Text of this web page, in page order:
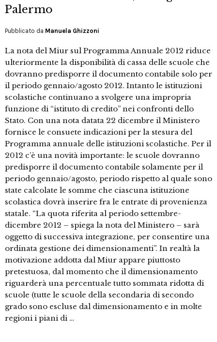
Palermo
Pubblicato da Manuela Ghizzoni
La nota del Miur sul Programma Annuale 2012 riduce
ulteriormente la disponibilità di cassa delle scuole che
dovranno predisporre il documento contabile solo per
il periodo gennaio/agosto 2012. Intanto le istituzioni
scolastiche continuano a svolgere una impropria
funzione di “istituto di credito” nei confronti dello
Stato. Con una nota datata 22 dicembre il Ministero
fornisce le consuete indicazioni per la stesura del
Programma annuale delle istituzioni scolastiche. Per il
2012 c’è una novità importante: le scuole dovranno
predisporre il documento contabile solamente per il
periodo gennaio/agosto, periodo rispetto al quale sono
state calcolate le somme che ciascuna istituzione
scolastica dovrà inserire fra le entrate di provenienza
statale. “La quota riferita al periodo settembre-
dicembre 2012 – spiega la nota del Ministero – sarà
oggetto di successiva integrazione, per consentire una
ordinata gestione dei dimensionamenti”. In realtà la
motivazione addotta dal Miur appare piuttosto
pretestuosa, dal momento che il dimensionamento
riguarderà una percentuale tutto sommata ridotta di
scuole (tutte le scuole della secondaria di secondo
grado sono escluse dal dimensionamento e in molte
regioni i piani di …